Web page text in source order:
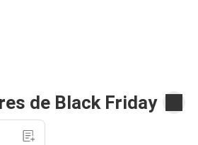
de Black Friday